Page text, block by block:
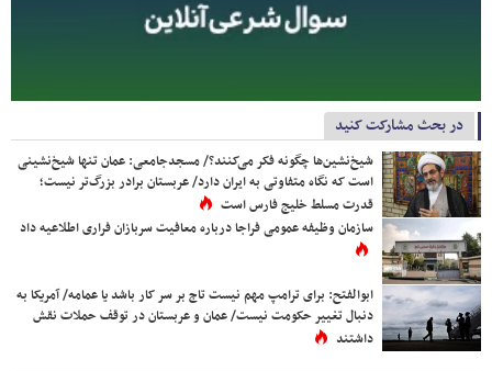
در بحث مشارکت کنید
شیخ‌نشین‌ها چگونه فکر می‌کنند؟/ مسجدجامعی: عمان تنها شیخ‌نشینی
است که نگاه متفاوتی به ایران دارد/ عربستان برادر بزرگ‌تر نیست؛
قدرت مسلط خلیج فارس است
سازمان وظیفه عمومی فراجا درباره معافیت سربازان فراری اطلاعیه داد
ابوالفتح: برای ترامپ مهم نیست تاج بر سر کار باشد یا عمامه/ آمریکا به
دنبال تغییر حکومت نیست/ عمان و عربستان در توقف حملات نقش
داشتند